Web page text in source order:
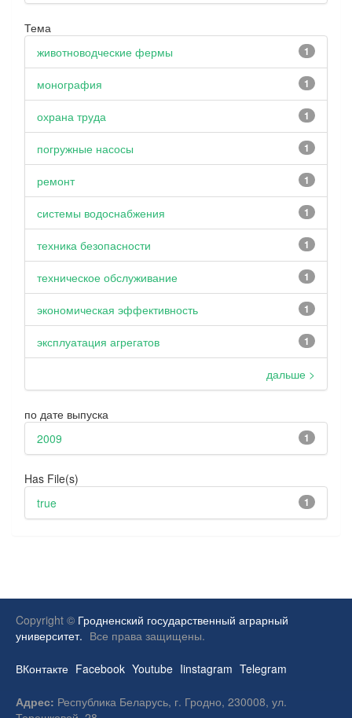
Тема
1
животноводческие фермы
1
монография
1
охрана труда
1
погружные насосы
1
ремонт
1
системы водоснабжения
1
техника безопасности
1
техническое обслуживание
1
экономическая эффективность
1
эксплуатация агрегатов
дальше >
по дате выпуска
1
2009
Has File(s)
1
true
Copyright © Гродненский государственный аграрный
университет. Все права защищены.
ВКонтакте Facebook Youtube Iinstagram Telegram
Адрес: Республика Беларусь, г. Гродно, 230008, ул.